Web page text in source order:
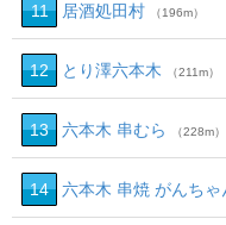
11 居酒処田村 （196m）
12 とり澤六本木 （211m）
13 六本木 串むら （228m）
14 六本木 串焼 がんちゃ